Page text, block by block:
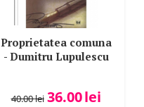
Proprietatea comuna
- Dumitru Lupulescu
40.00lei 36.00lei